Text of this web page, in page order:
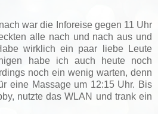
war die Inforeise gegen 11 Uhr
alle nach und nach aus und
wirklich ein paar liebe Leute
habe ich auch heute noch
noch ein wenig warten, denn
eine Massage um 12:15 Uhr. Bis
nutzte das WLAN und trank ein